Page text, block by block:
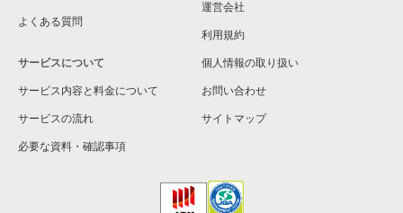
よくある質問
サービスについて
サービス内容と料金について
サービスの流れ
必要な資料・確認事項
運営会社
利用規約
個人情報の取り扱い
お問い合わせ
サイトマップ